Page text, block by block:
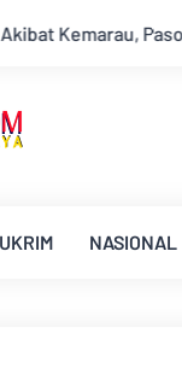
Mayang Jambi
NASIONAL